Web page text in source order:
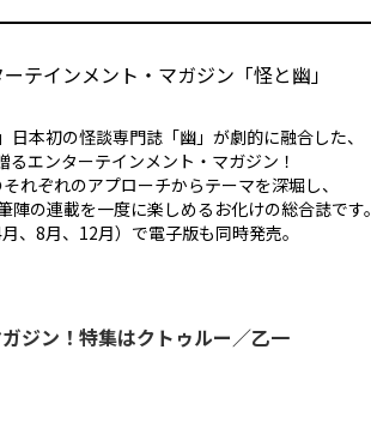
テインメント・マガジン「怪と幽」
本初の怪談専門誌「幽」が劇的に融合した、
るエンターテインメント・マガジン！
れぞれのアプローチからテーマを深堀し、
陣の連載を一度に楽しめるお化けの総合誌です。
、8月、12月）で電子版も同時発売。
ジン！特集はクトゥルー／乙一